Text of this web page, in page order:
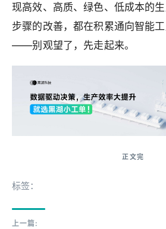
现高效、高质、绿色、低成本的
步骤的改善，都在积累通向智能
——别观望了，先走起来。
标签：
上一篇: